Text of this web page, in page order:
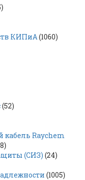
КИПиА(1060)
(52)
Raychem
(СИЗ) (24)
(1005)